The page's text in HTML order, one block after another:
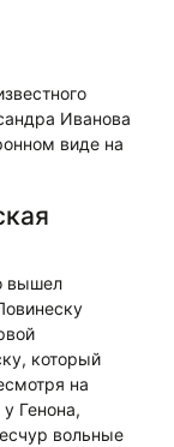
Иванова
виде на
вышел
который
на
Генона,
вольные